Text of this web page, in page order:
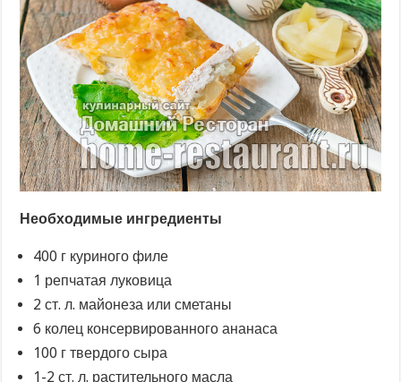
Необходимые ингредиенты
400 г куриного филе
1 репчатая луковица
2 ст. л. майонеза или сметаны
6 колец консервированного ананаса
100 г твердого сыра
1-2 ст. л. растительного масла